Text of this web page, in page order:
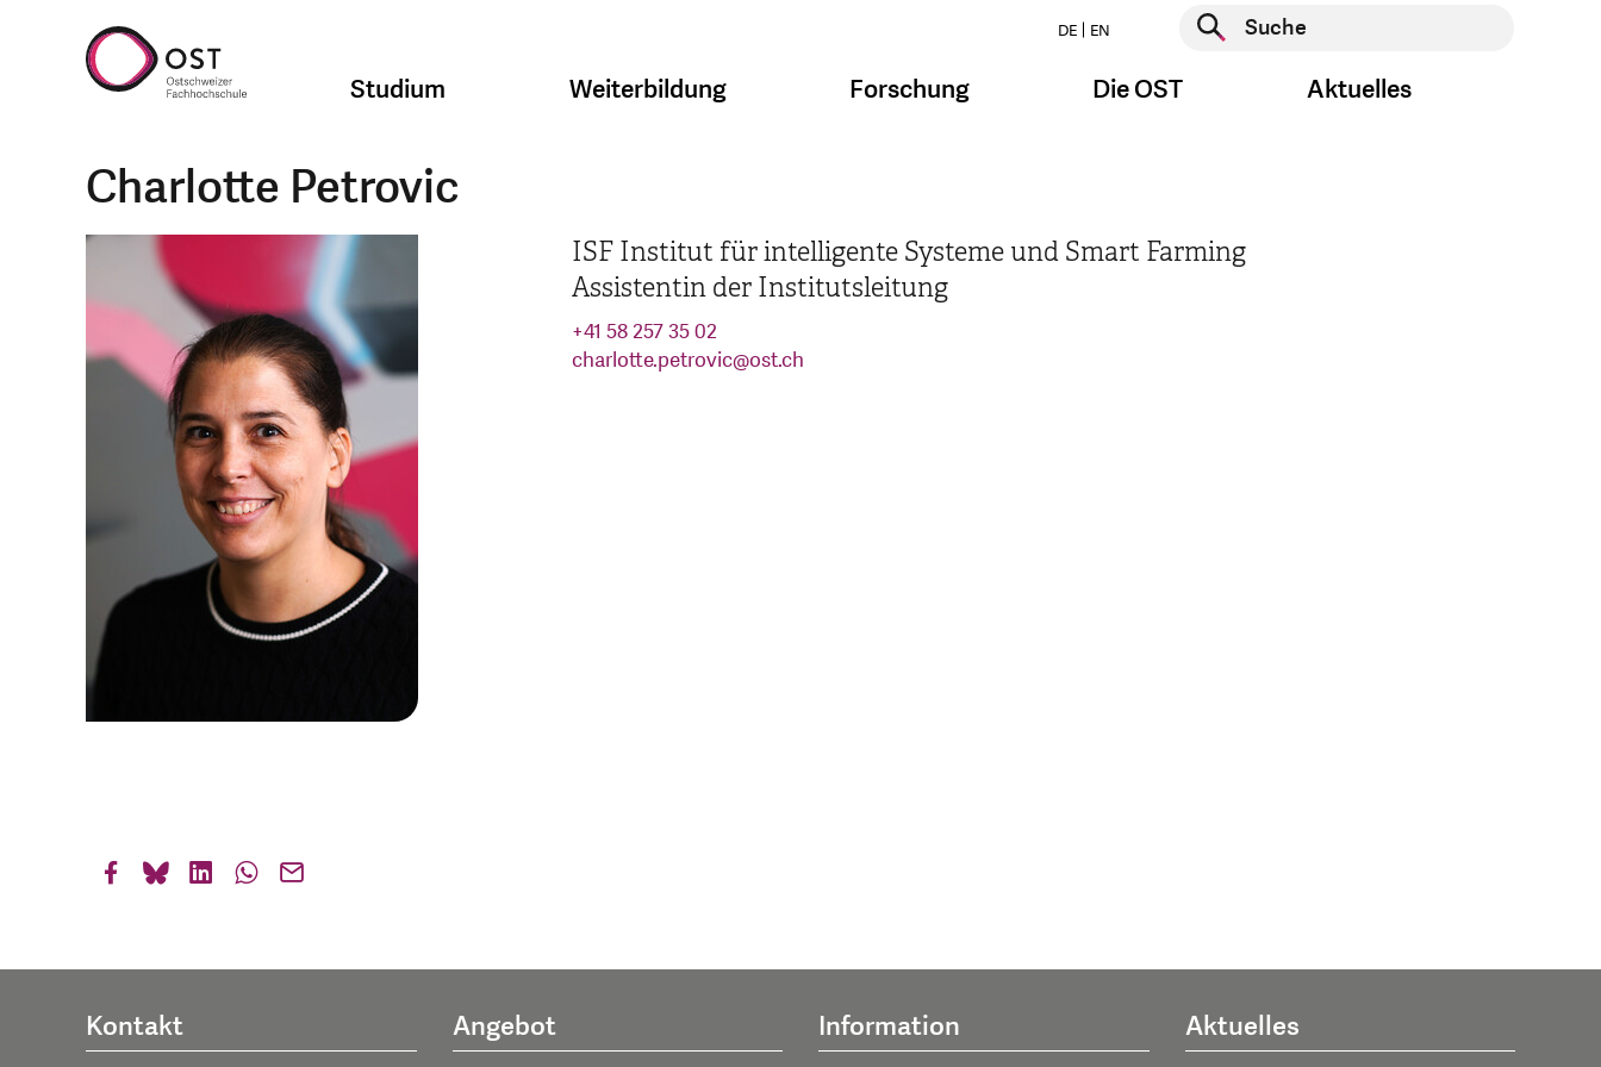
DE EN
Suche starten
Studium Weiterbildung Forschung Die OST Aktuelles
Charlotte Petrovic
ISF Institut für intelligente Systeme und Smart Farming
Assistentin der Institutsleitung
+41 58 257 35 02
charlotte.petrovic@ost.ch
Kontakt Angebot Information Aktuelles